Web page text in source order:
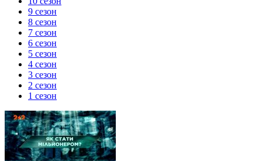
9 сезон
8 сезон
7 сезон
6 сезон
5 сезон
4 сезон
3 сезон
2 сезон
1 сезон